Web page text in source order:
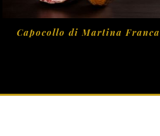
Capocollo di Martina Franca